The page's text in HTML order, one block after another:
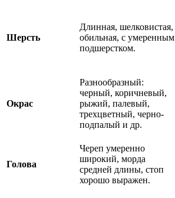
Шерсть
Длинная, шелковистая,
обильная, с умеренным
подшерстком.
Окрас
Разнообразный:
черный, коричневый,
рыжий, палевый,
трехцветный, черно-
подпалый и др.
Голова
Череп умеренно
широкий, морда
средней длины, стоп
хорошо выражен.